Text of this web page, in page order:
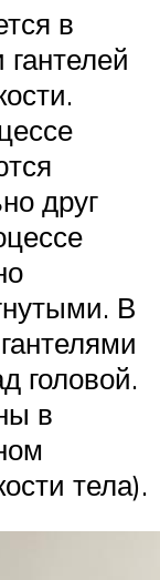
в
друг
В
головой.
в
тела).